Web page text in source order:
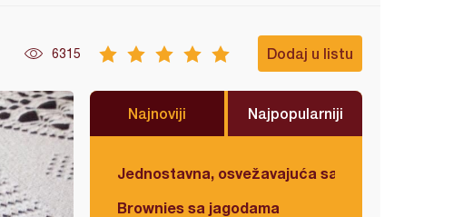
6315 Dodaj u listu
Najnoviji Najpopularniji
Jednostavna, osvežavajuća salata
Brownies sa jagodama